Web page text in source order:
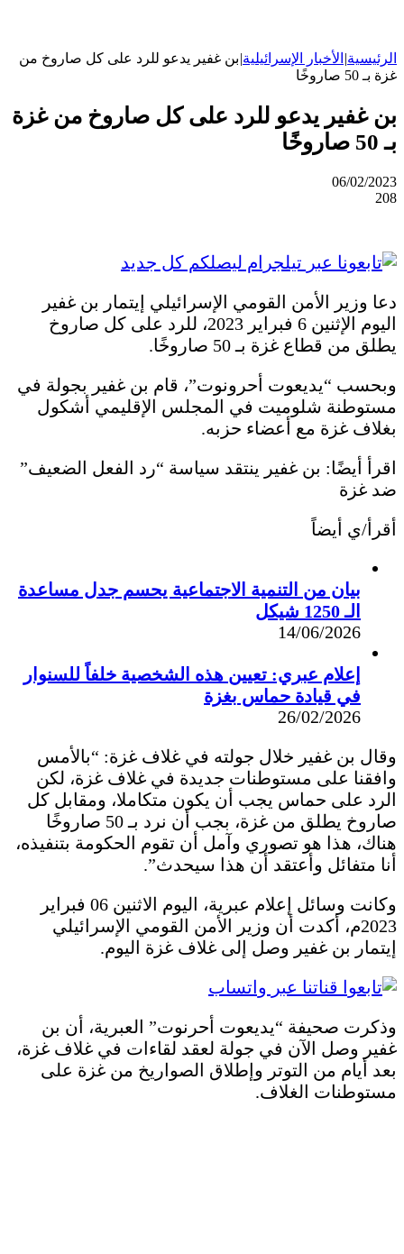
الرئيسية| الأخبار الإسرائيلية|بن غفير يدعو للرد على كل صاروخ من
غزة بـ 50 صاروخًا
بن غفير يدعو للرد على كل صاروخ من غزة
بـ 50 صاروخًا
06/02/2023
208
دعا وزير الأمن القومي الإسرائيلي إيتمار بن غفير
اليوم الإثنين 6 فبراير 2023، للرد على كل صاروخ
يطلق من قطاع غزة بـ 50 صاروخًا.
وبحسب “يديعوت أحرونوت”، قام بن غفير بجولة في
مستوطنة شلوميت في المجلس الإقليمي أشكول
بغلاف غزة مع أعضاء حزبه.
اقرأ أيضًا: بن غفير ينتقد سياسة “رد الفعل الضعيف”
ضد غزة
أقرأ/ي أيضاً
بيان من التنمية الاجتماعية يحسم جدل مساعدة
الـ 1250 شيكل
14/06/2026
إعلام عبري: تعيين هذه الشخصية خلفاً للسنوار
في قيادة حماس بغزة
26/02/2026
وقال بن غفير خلال جولته في غلاف غزة: “بالأمس
وافقنا على مستوطنات جديدة في غلاف غزة، لكن
الرد على حماس يجب أن يكون متكاملا، ومقابل كل
صاروخ يطلق من غزة، بجب أن نرد بـ 50 صاروخًا
هناك، هذا هو تصوري وآمل أن تقوم الحكومة بتنفيذه،
أنا متفائل وأعتقد أن هذا سيحدث”.
وكانت وسائل إعلام عبرية، اليوم الاثنين 06 فبراير
2023م، أكدت أن وزير الأمن القومي الإسرائيلي
إيتمار بن غفير وصل إلى غلاف غزة اليوم.
وذكرت صحيفة “يديعوت أحرنوت” العبرية، أن بن
غفير وصل الآن في جولة لعقد لقاءات في غلاف غزة،
بعد أيام من التوتر وإطلاق الصواريخ من غزة على
مستوطنات الغلاف.